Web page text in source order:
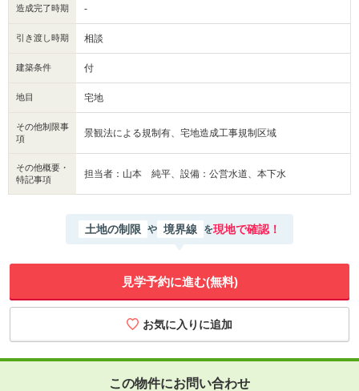
造成完了時期 -
引き渡し時期 相談
建築条件 付
地目 宅地
その他制限事
項
景観法による規制有、宅地造成工事規制区域
その他概要・
特記事項
担当者：山本 純平、設備：公営水道、本下水
土地の制限 や 境界線 を現地で確認！
見学予約に進む(無料)
この物件にお問い合わせ